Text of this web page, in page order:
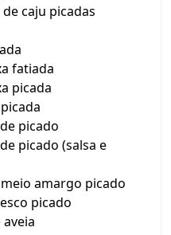
caju picadas
fatiada
picada
picado
picado (salsa e
amargo picado
picado